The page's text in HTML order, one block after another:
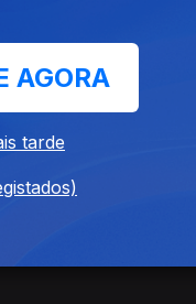
livro”. Um
AGORA
tarde